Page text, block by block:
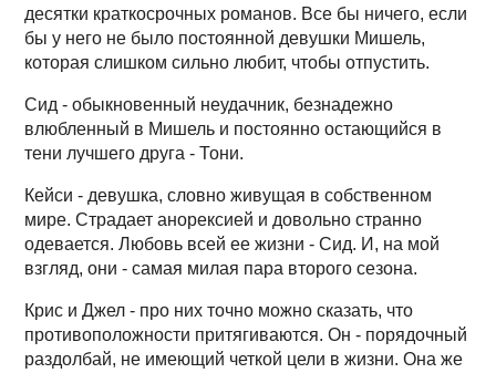
десятки краткосрочных романов. Все бы ничего, если
бы у него не было постоянной девушки Мишель,
которая слишком сильно любит, чтобы отпустить.
Сид - обыкновенный неудачник, безнадежно
влюбленный в Мишель и постоянно остающийся в
тени лучшего друга - Тони.
Кейси - девушка, словно живущая в собственном
мире. Страдает анорексией и довольно странно
одевается. Любовь всей ее жизни - Сид. И, на мой
взгляд, они - самая милая пара второго сезона.
Крис и Джел - про них точно можно сказать, что
противоположности притягиваются. Он - порядочный
раздолбай, не имеющий четкой цели в жизни. Она же